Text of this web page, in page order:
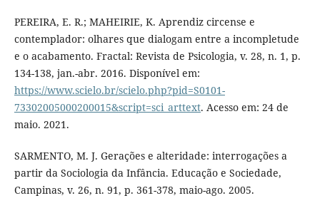
PEREIRA, E. R.; MAHEIRIE, K. Aprendiz circense e
contemplador: olhares que dialogam entre a incompletude
e o acabamento. Fractal: Revista de Psicologia, v. 28, n. 1, p.
134-138, jan.-abr. 2016. Disponível em:
https://www.scielo.br/scielo.php?pid=S0101-
73302005000200015&script=sci_arttext. Acesso em: 24 de
maio. 2021.
SARMENTO, M. J. Gerações e alteridade: interrogações a
partir da Sociologia da Infância. Educação e Sociedade,
Campinas, v. 26, n. 91, p. 361-378, maio-ago. 2005.